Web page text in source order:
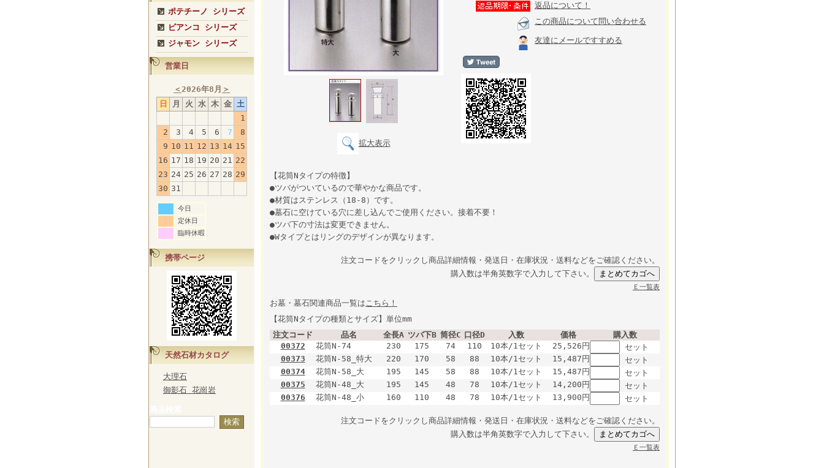
ポテチーノ シリーズ
ビアンコ シリーズ
ジャモン シリーズ
営業日
＜2026年8月 ＞
日
月 火 水 木 金 土
1
2
3 4 5 6 7
8
9 10 11 12 13 14 15
16 17 18 19 20 21 22
23 24 25 26 27 28 29
30 31
今日
定休日
臨時休暇
携帯ページ
天然石材カタログ
大理石
御影石 花崗岩
拡大表示
返品について！
この商品について問い合わせる
友達にメールですすめる
【花筒Nタイプの特徴】
●ツバがついているので華やかな商品です。
●材質はステンレス（18-8）です。
●墓石に空けている穴に差し込んでご使用ください。接着不要！
●ツバ下の寸法は変更できません。
●Wタイプとはリングのデザインが異なります。
注文コードをクリックし商品詳細情報・発送日・在庫状況・送料などをご確認ください。
購入数は半角英数字で入力して下さい。
Ｅ一覧表
お墓・墓石関連商品一覧はこちら！
【花筒Nタイプの種類とサイズ】単位mm
注文コード
品名 全長A ツバ下B 筒径C 口径D 入数 価格
購入数
00372
花筒N-74 230 175 74 110 10本/1セット 25,526円
セット
00373
花筒N-58_特大 220 170 58 88 10本/1セット 15,487円
セット
00374
花筒N-58_大 195 145 58 88 10本/1セット 15,487円
セット
00375
花筒N-48_大 195 145 48 78 10本/1セット 14,200円
セット
00376
花筒N-48_小 160 110 48 78 10本/1セット 13,900円 セット
注文コードをクリックし商品詳細情報・発送日・在庫状況・送料などをご確認ください。
購入数は半角英数字で入力して下さい。
Ｅ一覧表